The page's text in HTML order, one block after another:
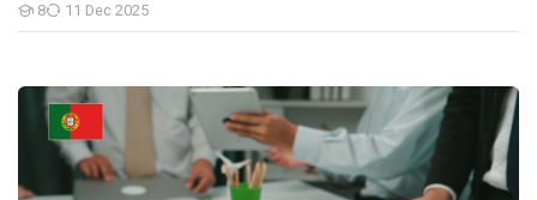
8
Students
11 Dec 2025
Gestão da transição: um processo para cocriar mudanças